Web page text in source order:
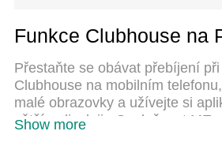
Funkce Clubhouse na
Přestaňte se obávat přebíjení
Clubhouse na mobilním
malé obrazovky a užívejte si
větším displeji. „Společnost
Show more